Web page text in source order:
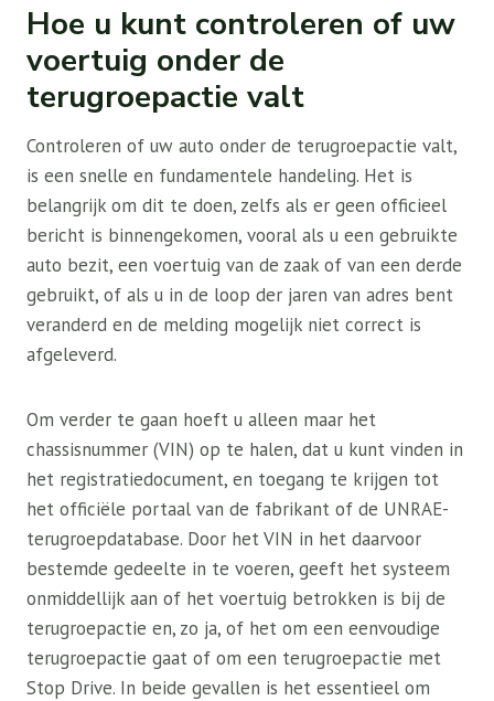
Hoe u kunt controleren of uw
voertuig onder de
terugroepactie valt
Controleren of uw auto onder de terugroepactie valt,
is een snelle en fundamentele handeling. Het is
belangrijk om dit te doen, zelfs als er geen officieel
bericht is binnengekomen, vooral als u een gebruikte
auto bezit, een voertuig van de zaak of van een derde
gebruikt, of als u in de loop der jaren van adres bent
veranderd en de melding mogelijk niet correct is
afgeleverd.
Om verder te gaan hoeft u alleen maar het
chassisnummer (VIN) op te halen, dat u kunt vinden in
het registratiedocument, en toegang te krijgen tot
het officiële portaal van de fabrikant of de UNRAE-
terugroepdatabase. Door het VIN in het daarvoor
bestemde gedeelte in te voeren, geeft het systeem
onmiddellijk aan of het voertuig betrokken is bij de
terugroepactie en, zo ja, of het om een ​​eenvoudige
terugroepactie gaat of om een ​​terugroepactie met
Stop Drive. In beide gevallen is het essentieel om